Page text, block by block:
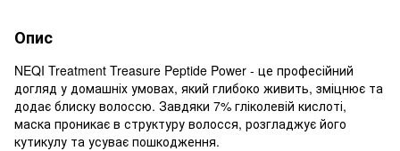
Опис
NEQI Treatment Treasure Peptide Power - це професійний
догляд у домашніх умовах, який глибоко живить, зміцнює та
додає блиску волоссю. Завдяки 7% гліколевій кислоті,
маска проникає в структуру волосся, розгладжує його
кутикулу та усуває пошкодження.